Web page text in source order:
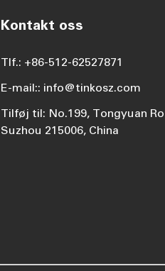
Kontakt oss
Tlf.: +86-512-62527871
E-mail:: info@tinkosz.com
Tilføj til: No.199, Tongyuan
Suzhou 215006, China